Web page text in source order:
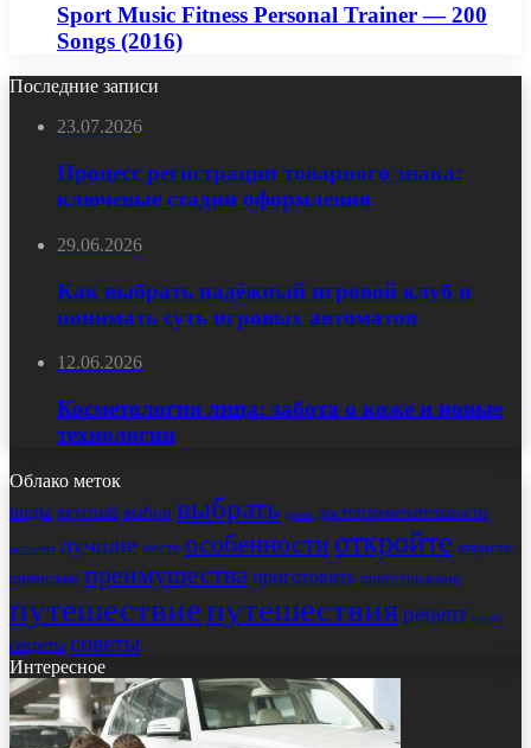
Sport Music Fitness Personal Trainer — 200
Songs (2016)
Последние записи
23.07.2026
Процесс регистрации товарного знака:
ключевые стадии оформления
29.06.2026
Как выбрать надёжный игровой клуб и
понимать суть игровых автоматов
12.06.2026
Косметология лица: забота о коже и новые
технологии
Облако меток
виды вкусный выбор выбрать дома достопримечательности
история лучшие места особенности откройте открытие
правильно преимущества приготовить приготовления
путешествиепутешествиярецепт салат
секреты советы
Интересное